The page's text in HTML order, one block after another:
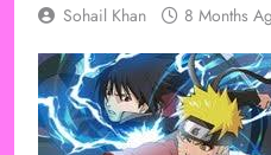
Sohail Khan 8 Months